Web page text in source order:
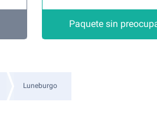
Paquete sin
Luneburgo